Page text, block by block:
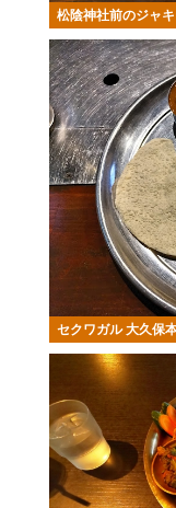
松陰神社前のジャ
セクワガル 大久保